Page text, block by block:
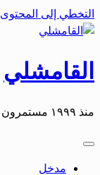
التخطي إلى المحتوى
القامشلي
منذ ١٩٩٩ مستمرون
مدخل